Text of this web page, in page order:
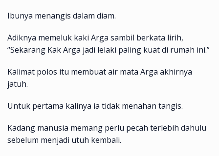
Ibunya menangis dalam diam.
Adiknya memeluk kaki Arga sambil berkata lirih,
“Sekarang Kak Arga jadi lelaki paling kuat di rumah ini.”
Kalimat polos itu membuat air mata Arga akhirnya
jatuh.
Untuk pertama kalinya ia tidak menahan tangis.
Kadang manusia memang perlu pecah terlebih dahulu
sebelum menjadi utuh kembali.